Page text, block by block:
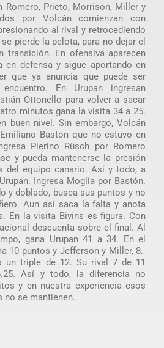
Romero, Prieto, Morrison, Miller y
por Volcán comienzan con
al rival y retrocediendo
pierde la pelota, para no dejar el
transición. En ofensiva aparecen
en defensa y sigue aportando en
que ya anuncia que puede ser
En Urupan ingresan
Ottonello para volver a sacar
minutos gana la visita 34 a 25.
buen nivel. Sin embargo, Volcán
Bastón que no estuvo en
Pierino Rüsch por Romero
y pueda mantenerse la presión
del equipo canario. Así y todo, a
Ingresa Moglia por Bastón.
y doblado, busca sus puntos y no
Aun así saca la falta y anota
En la visita Bivins es figura. Con
descuenta sobre el final. Al
gana Urupan 41 a 34. En el
10 puntos y Jefferson y Miller, 8.
un triple de 12. Su rival 7 de 11
Así y todo, la diferencia no
y en nuestra experiencia esos
no se mantienen.